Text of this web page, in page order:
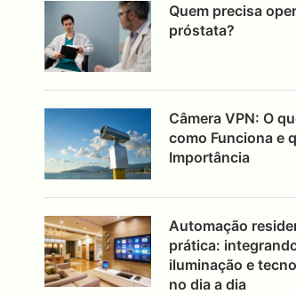
Quem precisa
próstata?
Câmera VPN: O
como Funciona e
Importância
Automação
prática:
iluminação e
no dia a dia